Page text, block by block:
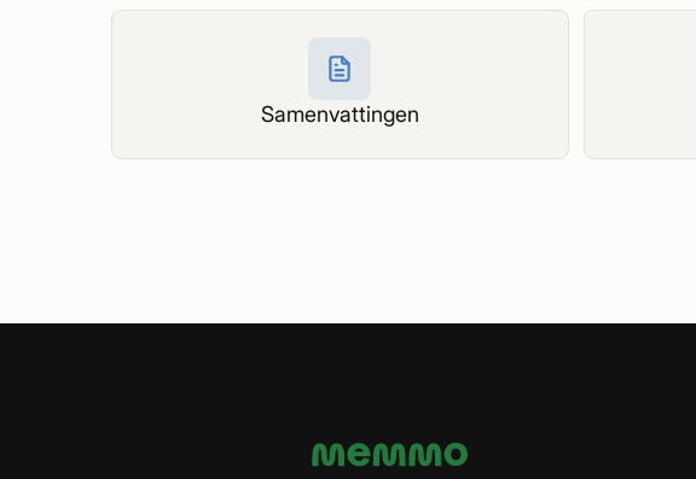
Samenvattingen